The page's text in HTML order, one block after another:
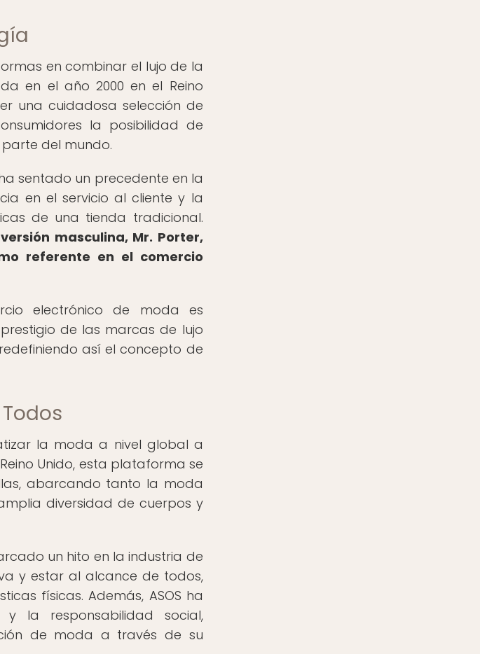
en combinar el lujo de la
en el año 2000 en el Reino
una cuidadosa selección de
la posibilidad de
del mundo.
sentado un precedente en la
en el servicio al cliente y la
de una tienda tradicional.
masculina, Mr. Porter,
referente en el comercio
electrónico de moda es
de las marcas de lujo
así el concepto de
la moda a nivel global a
Unido, esta plataforma se
abarcando tanto la moda
diversidad de cuerpos y
un hito en la industria de
y estar al alcance de todos,
físicas. Además, ASOS ha
la responsabilidad social,
de moda a través de su